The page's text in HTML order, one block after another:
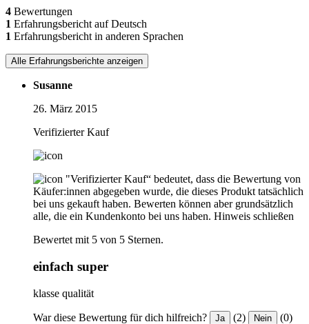
4 Bewertungen
1 Erfahrungsbericht auf Deutsch
1 Erfahrungsbericht in anderen Sprachen
Alle Erfahrungsberichte anzeigen
Susanne
26. März 2015
Verifizierter Kauf
"Verifizierter Kauf“ bedeutet, dass die Bewertung von
Käufer:innen abgegeben wurde, die dieses Produkt tatsächlich
bei uns gekauft haben. Bewerten können aber grundsätzlich
alle, die ein Kundenkonto bei uns haben. Hinweis schließen
Bewertet mit 5 von 5 Sternen.
einfach super
klasse qualität
War diese Bewertung für dich hilfreich? Ja (2) Nein (0)